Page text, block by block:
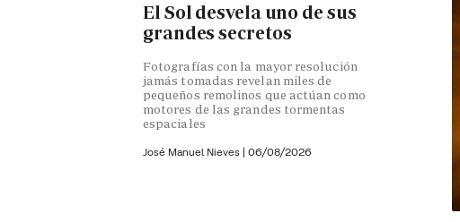
El Sol desvela uno de sus
grandes secretos
Fotografías con la mayor resolución
jamás tomadas revelan miles de
pequeños remolinos que actúan como
motores de las grandes tormentas
espaciales
José Manuel Nieves | 06/08/2026